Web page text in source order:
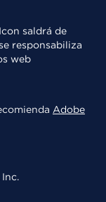
saldrá de
responsabiliza
web
Adobe